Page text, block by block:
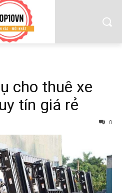
cho thuê xe
tín giá rẻ
0